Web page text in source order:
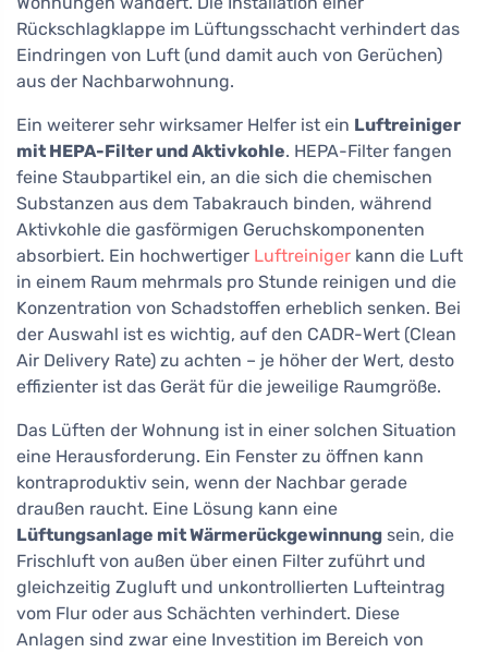
Rückschlagklappe im Lüftungsschacht verhindert das
Eindringen von Luft (und damit auch von Gerüchen)
aus der Nachbarwohnung.
Ein weiterer sehr wirksamer Helfer ist ein Luftreiniger
mit HEPA-Filter und Aktivkohle. HEPA-Filter fangen
feine Staubpartikel ein, an die sich die chemischen
Substanzen aus dem Tabakrauch binden, während
Aktivkohle die gasförmigen Geruchskomponenten
absorbiert. Ein hochwertiger Luftreiniger kann die Luft
in einem Raum mehrmals pro Stunde reinigen und die
Konzentration von Schadstoffen erheblich senken. Bei
der Auswahl ist es wichtig, auf den CADR-Wert (Clean
Air Delivery Rate) zu achten – je höher der Wert, desto
effizienter ist das Gerät für die jeweilige Raumgröße.
Das Lüften der Wohnung ist in einer solchen Situation
eine Herausforderung. Ein Fenster zu öffnen kann
kontraproduktiv sein, wenn der Nachbar gerade
draußen raucht. Eine Lösung kann eine
Lüftungsanlage mit Wärmerückgewinnung sein, die
Frischluft von außen über einen Filter zuführt und
gleichzeitig Zugluft und unkontrollierten Lufteintrag
vom Flur oder aus Schächten verhindert. Diese
Anlagen sind zwar eine Investition im Bereich von